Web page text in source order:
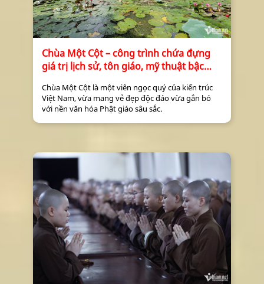
TÍN NGƯỠNG TỰ DO và Lương
Giáo đoàn kết”.
Chỉ ra cái chung, cái thống nhất
của các tôn giáo với mục tiêu, lí
tưởng của chủ nghĩa xã hội. Chủ
tịch Hồ Chí Minh đã viết: “Mục
đích cao cả của Phật Thích Ca và
Chúa Giêsu đều muốn mọi
người có cơm ăn, áo mặc, bình
đẳng, tự do và thế giới đại
đồng”. Đồng thời nhấn mạnh
lại còn gắn bó chặt chẽ với nhau.
Một người đi theo tôn giáo nào
thì trước hết người đó phải là
công dân, có nghĩa vụ với dân
tộc, đất nước.
Trên tinh thần đó, VietnamNet
mong muốn chuyển tải những
giá trị tốt đẹp, giàu lòng bác ái
của các tôn giáo, tín ngưỡng
nhằm củng cố khối đại đoàn kết
toàn dân tộc, góp phần đưa đất
Chùa Một Cột – công trình chứa đựng
giá trị lịch sử, tôn giáo, mỹ thuật bậc
Chùa Một Cột là một viên ngọc quý của kiến trúc
Việt Nam, vừa mang vẻ đẹp độc đáo vừa gắn bó
với nền văn hóa Phật giáo sâu sắc.